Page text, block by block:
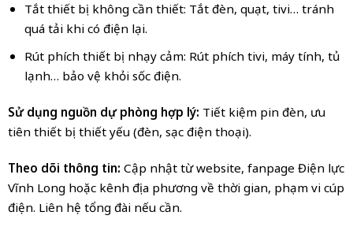
Tắt thiết bị không cần thiết: Tắt đèn, quạt, tivi… tránh
quá tải khi có điện lại.
Rút phích thiết bị nhạy cảm: Rút phích tivi, máy tính, tủ
lạnh… bảo vệ khỏi sốc điện.
Sử dụng nguồn dự phòng hợp lý: Tiết kiệm pin đèn, ưu
tiên thiết bị thiết yếu (đèn, sạc điện thoại).
Theo dõi thông tin: Cập nhật từ website, fanpage Điện lực
Vĩnh Long hoặc kênh địa phương về thời gian, phạm vi cúp
điện. Liên hệ tổng đài nếu cần.